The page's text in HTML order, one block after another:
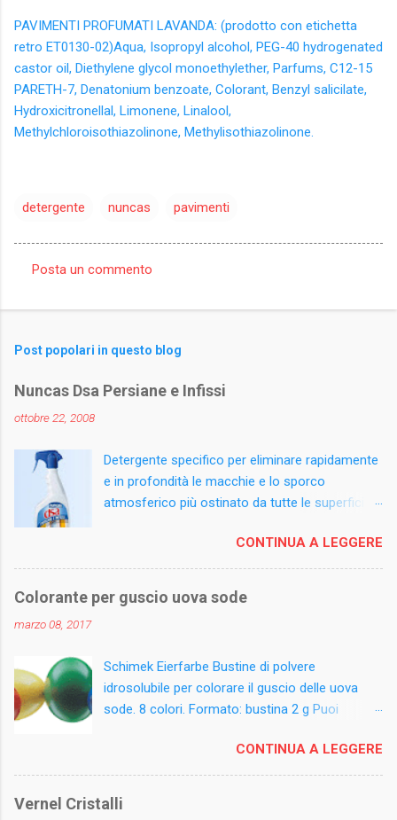
PAVIMENTI PROFUMATI LAVANDA: (prodotto con etichetta
retro ET0130-02)Aqua, Isopropyl alcohol, PEG-40 hydrogenated
castor oil, Diethylene glycol monoethylether, Parfums, C12-15
PARETH-7, Denatonium benzoate, Colorant, Benzyl salicilate,
Hydroxicitronellal, Limonene, Linalool,
Methylchloroisothiazolinone, Methylisothiazolinone.
detergente nuncas pavimenti
o
e
n
i
Posta un commento
Post popolari in questo blog
Nuncas Dsa Persiane e Infissi
ottobre 22, 2008
Detergente specifico per eliminare rapidamente
e in profondità le macchie e lo sporco
atmosferico più ostinato da tutte le superfici
innovativa, arricchita con ammoniaca, scioglie
istantaneamente i depositi accumulati,
lasciando la superficie sgrassata e igienizzata.
Può essere utilizzato su legno verniciato o
salsedine, licheni e sporco atmosferico da
sottovasi, fioriere e mobili da giardino. Ideale
per le pulizie periodiche di tapparelle, avvolgibili
sulle superfici da pulire e ripassare con un
panno spugna umido. In caso di superfici molto
sporche risciacquare con acqua. Non utilizzare
CONTINUA A LEGGERE
Colorante per guscio uova sode
marzo 08, 2017
Schimek Eierfarbe Bustine di polvere
idrosolubile per colorare il guscio delle uova
sode. 8 colori. Formato: bustina 2 g Puoi
CONTINUA A LEGGERE
Vernel Cristalli